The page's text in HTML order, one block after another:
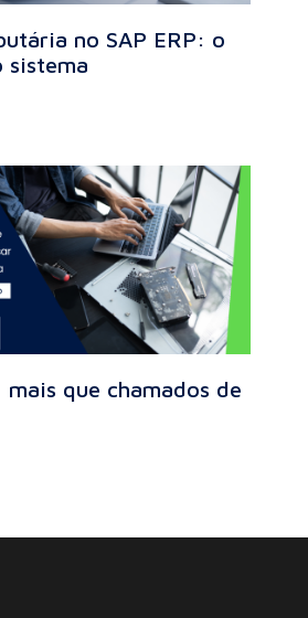
no SAP ERP: o
sistema
que chamados de